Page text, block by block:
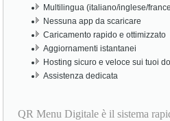
Multilingua (italiano/inglese/
Nessuna app da scaricare
Caricamento rapido e ottimizzato
Aggiornamenti istantanei
Hosting sicuro e veloce sui tuoi
Assistenza dedicata
QR Menu Digitale è il sistema